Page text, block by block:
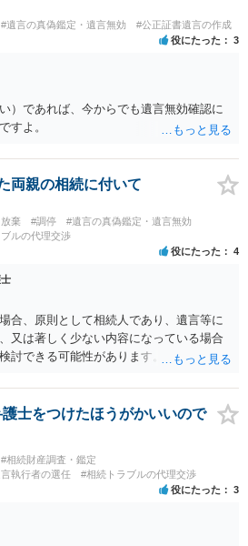
#遺言の真偽鑑定・遺言無効 #公正証書遺言の作成
役にたった 3
）であれば、今からでも遺言無効確認に
すよ。
両親の相続に付いて
棄 #調停
#遺言の真偽鑑定・遺言無効
ルの代理交渉
役にたった 4
合、原則として相続人であり、遺言等に
又は著しく少ない内容になっている場合
討できる可能性があります。ただし、
同されている可能性があります。相続登
で取得したことを知った日から３年以内
一方、遺留分侵害額請求は、相続開始お
遺贈があったことを知った時から１年で
続開始から１０年が経過すると、認識の
くなります。 奥様がご両親の死亡を最近
検討する必要があります。ただし、死亡
ことですので、早急に戸籍、遺言の有
士をつけたほうがかいいので
#相続財産調査・鑑定
執行者の選任 #相続トラブルの代理交渉
役にたった 3